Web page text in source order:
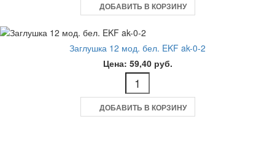
ДОБАВИТЬ В КОРЗИНУ
Заглушка 12 мод. бел. EKF ak-0-2
Цена: 59,40 руб.
ДОБАВИТЬ В КОРЗИНУ